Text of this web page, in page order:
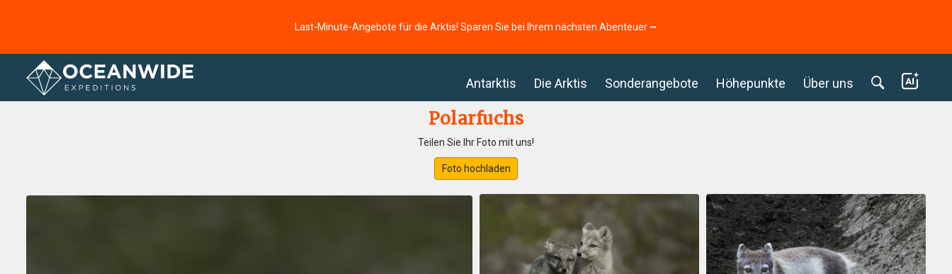
Last-Minute-Angebote für die Arktis! Sparen Sie bei Ihrem nächsten Abenteuer ⭢
Antarktis Die Arktis Sonderangebote Höhepunkte Über uns
Startseite Fotogallerie
Polarfuchs
Teilen Sie Ihr Foto mit uns!
Foto hochladen